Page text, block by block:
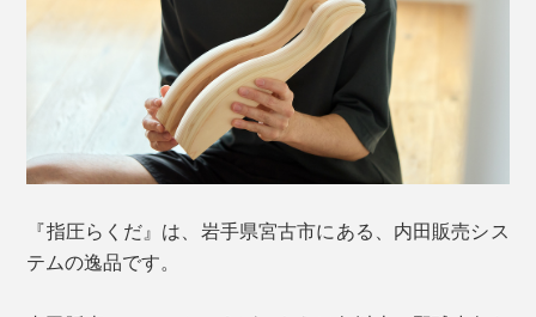
名前のとおり、ラクダの背中みたいに、“山（アー
チ）”が2つ並んでいます。
縮こまったようにガッチガチの首全体が、ジワジワ～と
押されながら、心地よく伸びていく感覚に、ハァ、うっ
とり。
を上げ下げすると、アーチの凸部が指のように、コリ部
分に入り込んでいく……あぁ、痛いけど、たまらない気
『指圧らくだ』は、岩手県宮古市にある、内田販売シス
テムの逸品です。